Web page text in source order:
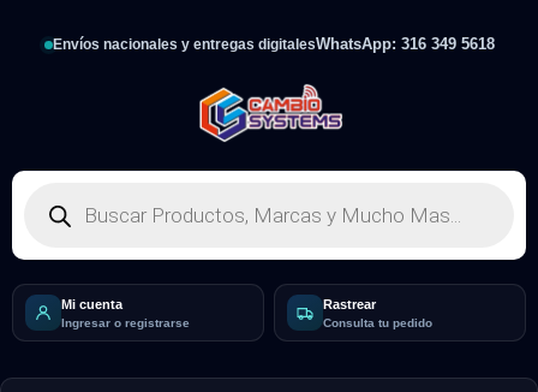
Envíos nacionales y entregas digitalesWhatsApp: 316 349 5618
Mi cuenta
Ingresar o registrarse
Rastrear
Consulta tu pedido